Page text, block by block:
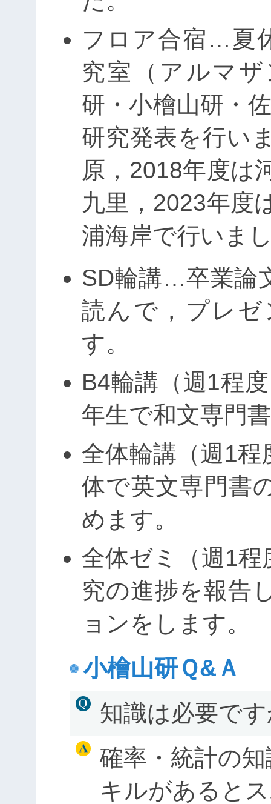
フロア合宿…夏
究室（アルマ
研・小檜山研・
研究発表を行い
原，2018年度は
九里，2023年度
浦海岸で行いま
SD輪講…卒業論
読んで，プレ
す。
B4輪講（週1程
年生で和文専門
全体輪講（週1
体で英文専門書
めます。
全体ゼミ（週1
究の進捗を報告
ョンをします。
小檜山研Ｑ&Ａ
知識は必要で
確率・統計の
キルがあると